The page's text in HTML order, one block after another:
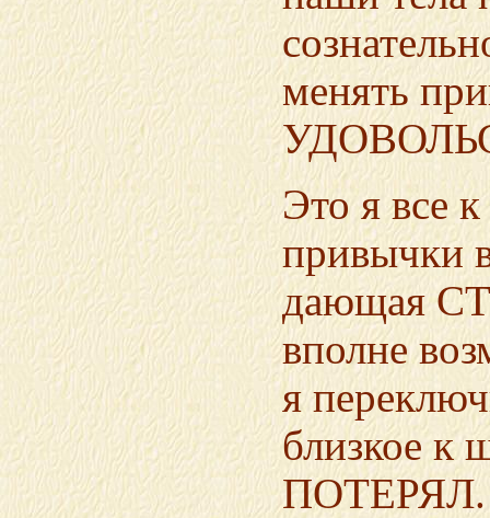
менять
Это я все
привычки
дающая
вполне
я
близкое к
ПОТЕРЯЛ.